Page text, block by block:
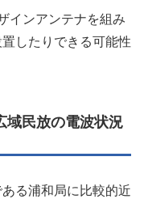
インアンテナを組み
したりできる可能性
域民放の電波状況
る浦和局に比較的近